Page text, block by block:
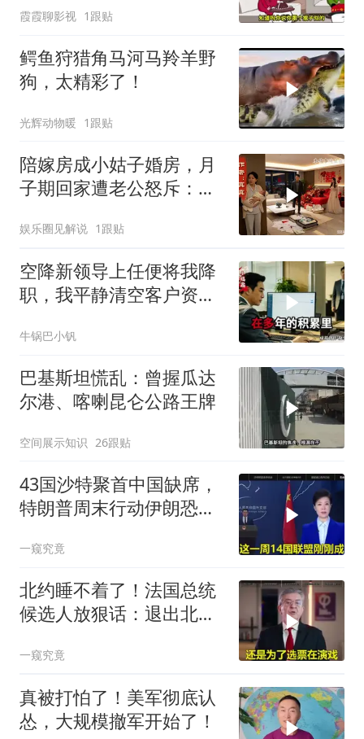
霞霞聊影视 1跟贴
鳄鱼狩猎角马河马羚羊野
狗，太精彩了！
光辉动物暖 1跟贴
陪嫁房成小姑子婚房，月
子期回家遭老公怒斥：带
娱乐圈见解说 1跟贴
空降新领导上任便将我降
职，我平静清空客户资
业务
牛锅巴小钒
巴基斯坦慌乱：曾握瓜达
尔港、喀喇昆仑公路王牌
空间展示知识 26跟贴
43国沙特聚首中国缺席，
特朗普周末行动伊朗恐遭
一窥究竟
北约睡不着了！法国总统
候选人放狠话：退出北
一窥究竟
真被打怕了！美军彻底认
怂，大规模撤军开始了！